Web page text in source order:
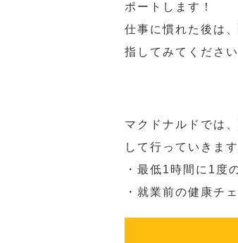
ポートします！
仕事に慣れた後は
指してみてください
マクドナルドでは
して行っていきます
・最低1時間に1度
・就業前の健康チ